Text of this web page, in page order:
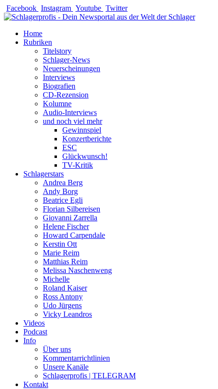
Zum
Inhalt
Facebook Instagram Youtube Twitter
Home
Rubriken
Titelstory
Schlager-News
Neuerscheinungen
Interviews
Biografien
CD-Rezension
Kolumne
Audio-Interviews
und noch viel mehr
Gewinnspiel
Konzertberichte
ESC
Glückwunsch!
TV-Kritik
Schlagerstars
Andrea Berg
Andy Borg
Beatrice Egli
Florian Silbereisen
Giovanni Zarrella
Helene Fischer
Howard Carpendale
Kerstin Ott
Marie Reim
Matthias Reim
Melissa Naschenweng
Michelle
Roland Kaiser
Ross Antony
Udo Jürgens
Vicky Leandros
Videos
Podcast
Info
Über uns
Kommentarrichtlinien
Unsere Kanäle
Schlagerprofis | TELEGRAM
Kontakt